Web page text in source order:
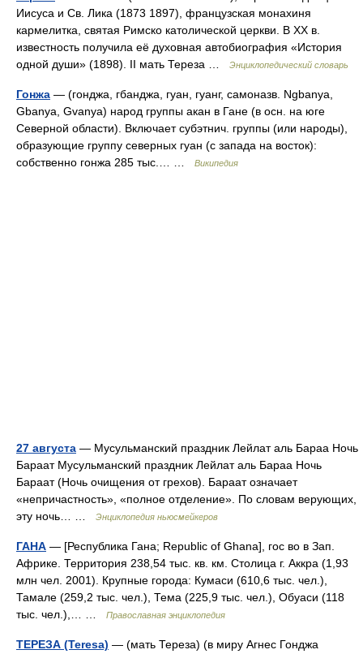
Иисуса и Св. Лика (1873 1897), французская монахиня
кармелитка, святая Римско католической церкви. В XX в.
известность получила её духовная автобиография «История
одной души» (1898). II мать Тереза …
Энциклопедический словарь
Гонжа — (гонджа, гбанджа, гуан, гуанг, самоназв. Ngbanya,
Gbanya, Gvanya) народ группы акан в Гане (в осн. на юге
Северной области). Включает субэтнич. группы (или народы),
образующие группу северных гуан (с запада на восток):
собственно гонжа 285 тыс.… …
Википедия
27 августа — Мусульманский праздник Лейлат аль Бараа Ночь
Бараат Мусульманский праздник Лейлат аль Бараа Ночь
Бараат (Ночь очищения от грехов). Бараат означает
«непричастность», «полное отделение». По словам верующих,
эту ночь… …
Энциклопедия ньюсмейкеров
ГАНА — [Республика Гана; Republic of Ghana], гос во в Зап.
Африке. Территория 238,54 тыс. кв. км. Столица г. Аккра (1,93
млн чел. 2001). Крупные города: Кумаси (610,6 тыс. чел.),
Тамале (259,2 тыс. чел.), Тема (225,9 тыс. чел.), Обуаси (118
тыс. чел.),… …
Православная энциклопедия
ТЕРЕЗА (Teresa) — (мать Тереза) (в миру Агнес Гонджа